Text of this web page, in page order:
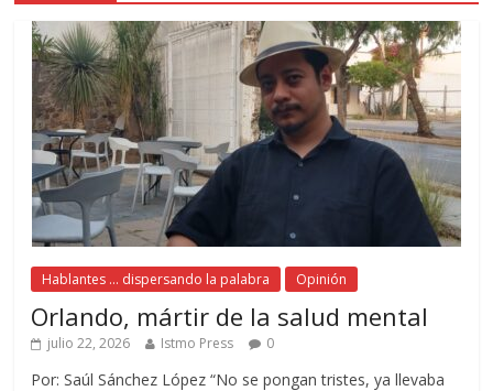
Hablantes ... dispersando la palabra Opinión
Orlando, mártir de la salud mental
julio 22, 2026 Istmo Press 0
Por: Saúl Sánchez López “No se pongan tristes, ya llevaba